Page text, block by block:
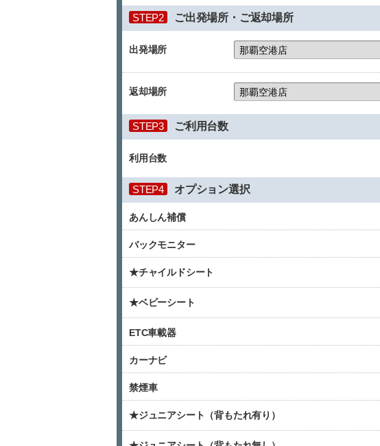
STEP2 ご出発場所・ご返却場所
出発場所
返却場所
STEP3 ご利用台数
利用台数
STEP4 オプション選択
あんしん補償
バックモニター
★チャイルドシート
★ベビーシート
ETC車載器
カーナビ
禁煙車
★ジュニアシート（背もたれ有り）